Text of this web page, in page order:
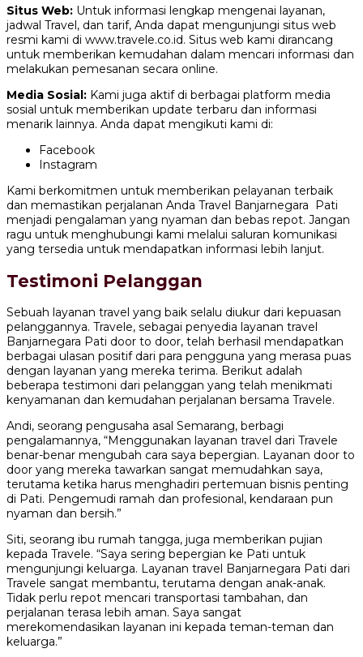
Situs Web: Untuk informasi lengkap mengenai layanan,
jadwal Travel, dan tarif, Anda dapat mengunjungi situs web
resmi kami di www.travele.co.id. Situs web kami dirancang
untuk memberikan kemudahan dalam mencari informasi dan
melakukan pemesanan secara online.
Media Sosial: Kami juga aktif di berbagai platform media
sosial untuk memberikan update terbaru dan informasi
menarik lainnya. Anda dapat mengikuti kami di:
Facebook
Instagram
Kami berkomitmen untuk memberikan pelayanan terbaik
dan memastikan perjalanan Anda Travel Banjarnegara Pati
menjadi pengalaman yang nyaman dan bebas repot. Jangan
ragu untuk menghubungi kami melalui saluran komunikasi
yang tersedia untuk mendapatkan informasi lebih lanjut.
Testimoni Pelanggan
Sebuah layanan travel yang baik selalu diukur dari kepuasan
pelanggannya. Travele, sebagai penyedia layanan travel
Banjarnegara Pati door to door, telah berhasil mendapatkan
berbagai ulasan positif dari para pengguna yang merasa puas
dengan layanan yang mereka terima. Berikut adalah
beberapa testimoni dari pelanggan yang telah menikmati
kenyamanan dan kemudahan perjalanan bersama Travele.
Andi, seorang pengusaha asal Semarang, berbagi
pengalamannya, “Menggunakan layanan travel dari Travele
benar-benar mengubah cara saya bepergian. Layanan door to
door yang mereka tawarkan sangat memudahkan saya,
terutama ketika harus menghadiri pertemuan bisnis penting
di Pati. Pengemudi ramah dan profesional, kendaraan pun
nyaman dan bersih.”
Siti, seorang ibu rumah tangga, juga memberikan pujian
kepada Travele. “Saya sering bepergian ke Pati untuk
mengunjungi keluarga. Layanan travel Banjarnegara Pati dari
Travele sangat membantu, terutama dengan anak-anak.
Tidak perlu repot mencari transportasi tambahan, dan
perjalanan terasa lebih aman. Saya sangat
merekomendasikan layanan ini kepada teman-teman dan
keluarga.”